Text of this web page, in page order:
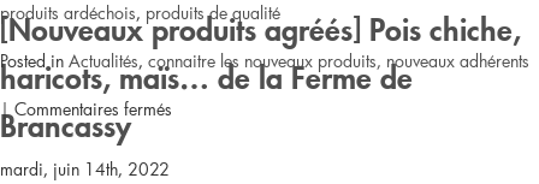
cassis
de
Vivatransfo
produits ardéchois, produits de qualité
Posted in Actualités, connaitre les nouveaux produits, nouveaux adhérents
|Commentaires fermés
[Nouveaux produits agréés] Pois chiche,
haricots, maïs… de la Ferme de
Brancassy
mardi, juin 14th, 2022